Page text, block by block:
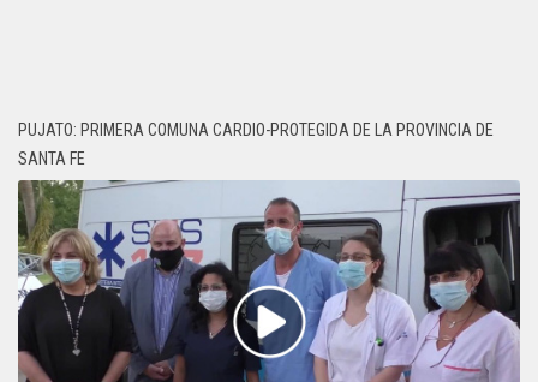
PUJATO: PRIMERA COMUNA CARDIO-PROTEGIDA DE LA PROVINCIA DE
SANTA FE